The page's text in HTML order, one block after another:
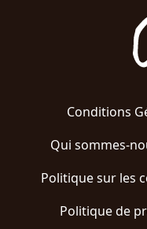
Conditions
Qui sommes-
Politique sur les
Politique de